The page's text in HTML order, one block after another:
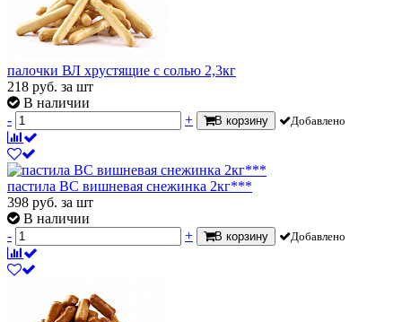
палочки ВЛ хрустящие с солью 2,3кг
218 руб. за шт
В наличии
-
+ В корзину Добавлено
пастила ВС вишневая снежинка 2кг***
398 руб. за шт
В наличии
-
+ В корзину Добавлено